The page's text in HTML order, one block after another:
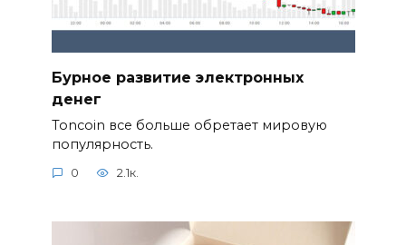
Бурное развитие электронных
денег
Toncoin все больше обретает мировую
популярность.
0 2.1к.